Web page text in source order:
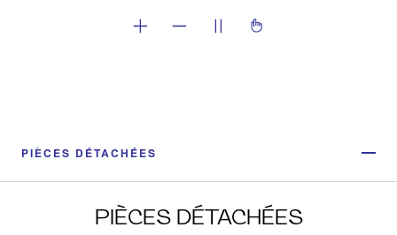
PIÈCES DÉTACHÉES
PIÈCES DÉTACHÉES